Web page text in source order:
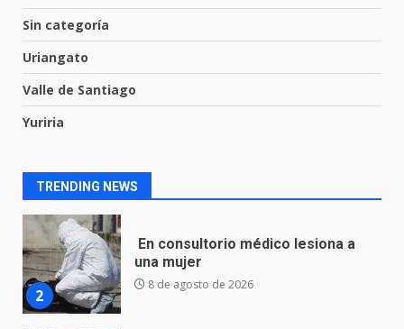
Sin categoría
Uriangato
Valle de Santiago
Yuriria
TRENDING NEWS
1
captura a presuntos homicidas
9 de agosto de 2026
2
8 de agosto de 2026
3
Lesiona a un Trabajador de
Linteck
8 de agosto de 2026